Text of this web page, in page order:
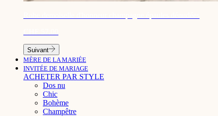
Suivant
MÈRE DE LA MARIÉE
INVITÉE DE MARIAGE
ACHETER PAR STYLE
Dos nu
Chic
Bohème
Champêtre